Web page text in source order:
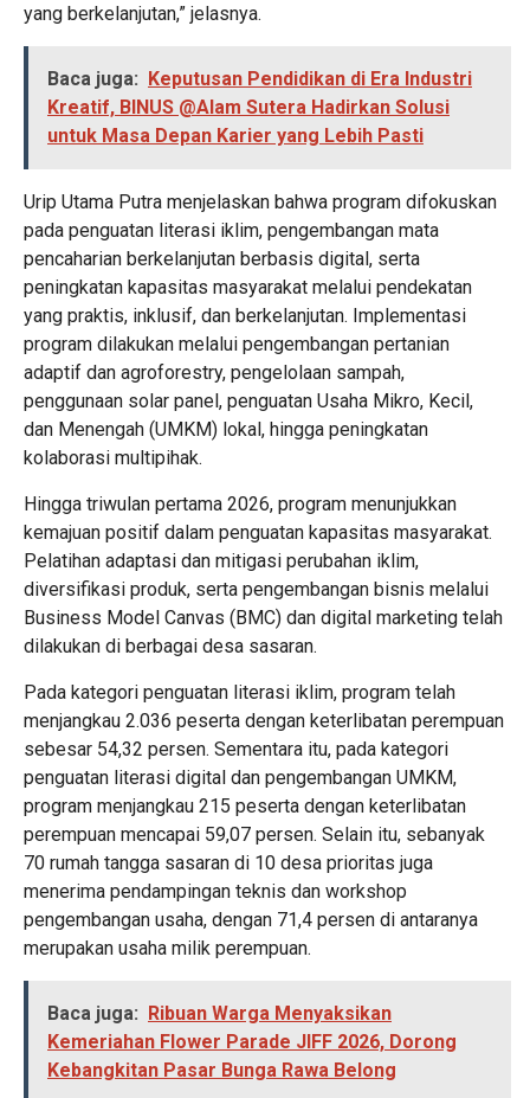
yang berkelanjutan,” jelasnya.
Baca juga: Keputusan Pendidikan di Era Industri
Kreatif, BINUS @Alam Sutera Hadirkan Solusi
untuk Masa Depan Karier yang Lebih Pasti
Urip Utama Putra menjelaskan bahwa program difokuskan
pada penguatan literasi iklim, pengembangan mata
pencaharian berkelanjutan berbasis digital, serta
peningkatan kapasitas masyarakat melalui pendekatan
yang praktis, inklusif, dan berkelanjutan. Implementasi
program dilakukan melalui pengembangan pertanian
adaptif dan agroforestry, pengelolaan sampah,
penggunaan solar panel, penguatan Usaha Mikro, Kecil,
dan Menengah (UMKM) lokal, hingga peningkatan
kolaborasi multipihak.
Hingga triwulan pertama 2026, program menunjukkan
kemajuan positif dalam penguatan kapasitas masyarakat.
Pelatihan adaptasi dan mitigasi perubahan iklim,
diversifikasi produk, serta pengembangan bisnis melalui
Business Model Canvas (BMC) dan digital marketing telah
dilakukan di berbagai desa sasaran.
Pada kategori penguatan literasi iklim, program telah
menjangkau 2.036 peserta dengan keterlibatan perempuan
sebesar 54,32 persen. Sementara itu, pada kategori
penguatan literasi digital dan pengembangan UMKM,
program menjangkau 215 peserta dengan keterlibatan
perempuan mencapai 59,07 persen. Selain itu, sebanyak
70 rumah tangga sasaran di 10 desa prioritas juga
menerima pendampingan teknis dan workshop
pengembangan usaha, dengan 71,4 persen di antaranya
merupakan usaha milik perempuan.
Baca juga: Ribuan Warga Menyaksikan
Kemeriahan Flower Parade JIFF 2026, Dorong
Kebangkitan Pasar Bunga Rawa Belong